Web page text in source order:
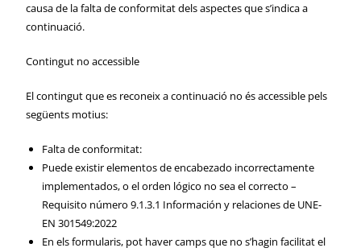
causa de la falta de conformitat dels aspectes que s’indica a
continuació.
Contingut no accessible
El contingut que es reconeix a continuació no és accessible pels
següents motius:
Falta de conformitat:
Puede existir elementos de encabezado incorrectamente
implementados, o el orden lógico no sea el correcto –
Requisito número 9.1.3.1 Información y relaciones de UNE-
EN 301549:2022
En els formularis, pot haver camps que no s’hagin facilitat el